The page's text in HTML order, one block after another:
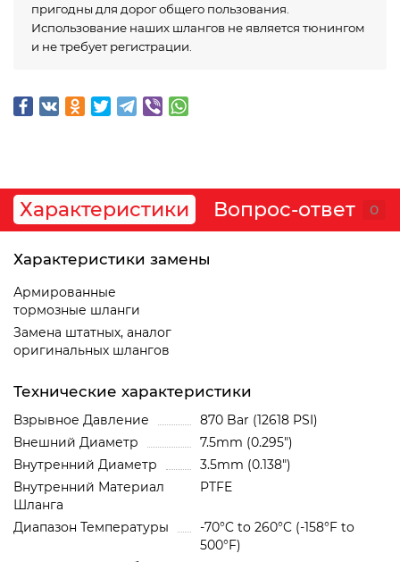
пригодны для дорог общего пользования.
Использование наших шлангов не является тюнингом
и не требует регистрации.
Характеристики Вопрос-ответ 0
Характеристики замены
Армированные
тормозные шланги
Замена штатных, аналог
оригинальных шлангов
Технические характеристики
Взрывное Давление
870 Bar (12618 PSI)
Внешний Диаметр
7.5mm (0.295")
Внутренний Диаметр
3.5mm (0.138")
Внутренний Материал
Шланга
PTFE
Диапазон Температуры
-70°C to 260°C (-158°F to
500°F)